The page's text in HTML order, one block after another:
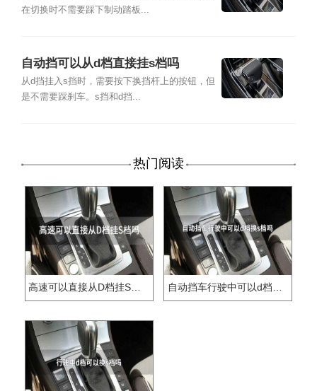
在切换时不需要踩下制动踏板...
自动挡可以从d档直接挂s档吗
从d挡挂入s挡时，需要按下换挡杆上的按钮，但
是不需要踩刹车。s挡和d挡...
热门阅读